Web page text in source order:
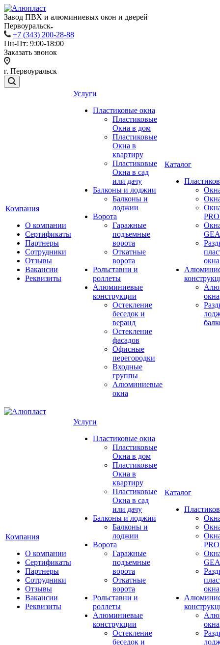
Завод ПВХ и алюминиевых окон и дверей
Первоуральск
+7 (343) 200-28-88
Пн-Пт: 9:00-18:00
Заказать звонок
г. Первоуральск
Компания
О компании
Сертификаты
Партнеры
Сотрудники
Отзывы
Вакансии
Реквизиты
Услуги
Пластиковые окна
Пластиковые
Окна в дом
Пластиковые
Окна в
квартиру
Пластиковые
Окна в сад
или дачу
Балконы и лоджии
Балконы и
лоджии
Ворота
Гаражные
подъемные
ворота
Откатные
ворота
Рольставни и
роллеты
Алюминиевые
конструкции
Остекление
беседок и
веранд
Остекление
фасадов
Офисные
перегородки
Входные
группы
Алюминиевые
окна
Каталог
окна
окна
Компания
О компании
Сертификаты
Партнеры
Сотрудники
Отзывы
Вакансии
Реквизиты
Услуги
Пластиковые окна
Пластиковые
Окна в дом
Пластиковые
Окна в
квартиру
Пластиковые
Окна в сад
или дачу
Балконы и лоджии
Балконы и
лоджии
Ворота
Гаражные
подъемные
ворота
Откатные
ворота
Рольставни и
роллеты
Алюминиевые
конструкции
Остекление
беседок и
Каталог
окна
окна